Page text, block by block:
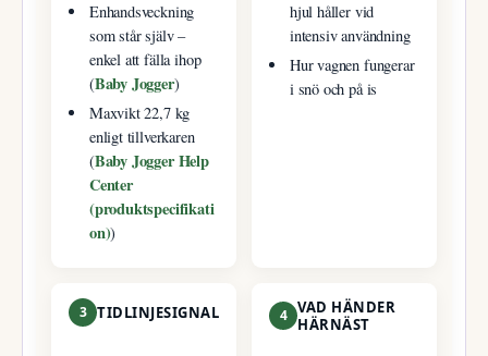
Enhandsveckning
som står själv –
enkel att fälla ihop
(Baby Jogger)
Maxvikt 22,7 kg
enligt tillverkaren
(Baby Jogger Help
Center
(produktspecifikati
on))
hjul håller vid
intensiv användning
Hur vagnen fungerar
i snö och på is
3 TIDLINJESIGNAL 4 VAD HÄNDER
HÄRNÄST